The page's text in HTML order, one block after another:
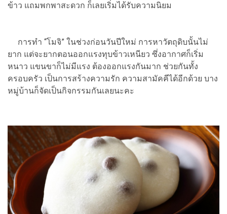
ข้าว แถมพกพาสะดวก ก็เลยเริ่มได้รับความนิยม
การทำ “โมจิ” ในช่วงก่อนวันปีใหม่ การหาวัตถุดิบนั้นไม่
ยาก แต่จะยากตอนออกแรงทุบข้าวเหนียว ซึ่งอากาศก็เริ่ม
หนาว แขนขาก็ไม่มีแรง ต้องออกแรงกันมาก ช่วยกันทั้ง
ครอบครัว เป็นการสร้างความรัก ความสามัคคีได้อีกด้วย บาง
หมู่บ้านก็จัดเป็นกิจกรรมกันเลยนะคะ